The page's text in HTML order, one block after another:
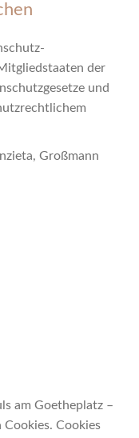
der
und
Großmann
am Goetheplatz –
Cookies